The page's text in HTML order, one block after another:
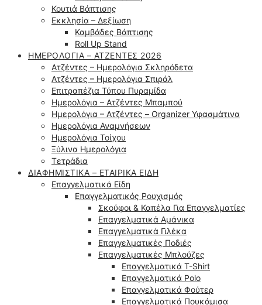
Κουτιά Βάπτισης
Εκκλησία – Δεξίωση
Καμβάδες Βάπτισης
Roll Up Stand
ΗΜΕΡΟΛΌΓΙΑ – ΑΤΖΈΝΤΕΣ 2026
Ατζέντες – Ημερολόγια Σκληρόδετα
Ατζέντες – Ημερολόγια Σπιράλ
Επιτραπέζια Τύπου Πυραμίδα
Ημερολόγια – Ατζέντες Μπαμπού
Ημερολόγια – Ατζέντες – Organizer Υφασμάτινα
Ημερολόγια Αναμνήσεων
Ημερολόγια Τοίχου
Ξύλινα Ημερολόγια
Τετράδια
ΔΙΑΦΗΜΙΣΤΙΚΆ – ΕΤΑΙΡΙΚΆ ΕΊΔΗ
Επαγγελματικά Είδη
Επαγγελματικός Ρουχισμός
Σκούφοι & Καπέλα Για Επαγγελματίες
Επαγγελματικά Αμάνικα
Επαγγελματικά Γιλέκα
Επαγγελματικές Ποδιές
Επαγγελματικές Μπλούζες
Επαγγελματικά T-Shirt
Επαγγελματικά Polo
Επαγγελματικά Φούτερ
Επαγγελματικά Πουκάμισα